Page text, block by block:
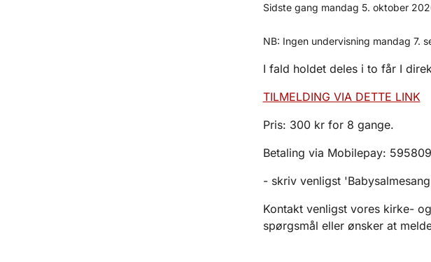
Sidste gang mandag 5. oktober
NB: Ingen undervisning mandag 7.
I fald holdet deles i to får I
TILMELDING VIA DETTE LINK
Pris: 300 kr for 8 gange.
Betaling via Mobilepay: 595809
- skriv venligst
Kontakt venligst vores kirke-
spørgsmål eller ønsker at